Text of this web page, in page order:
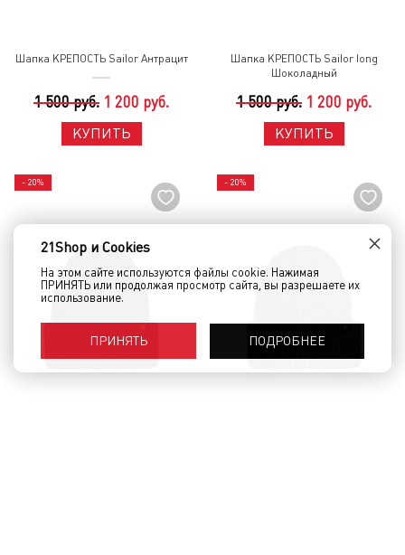
Шапка КРЕПОСТЬ Sailor Антрацит
1 500 руб. 1 200 руб.
КУПИТЬ
Шапка КРЕПОСТЬ Sailor long
Шоколадный
1 500 руб. 1 200 руб.
КУПИТЬ
- 20% - 20%
21Shop и Cookies
На этом сайте используются файлы cookie. Нажимая
ПРИНЯТЬ или продолжая просмотр сайта, вы разрешаете их
использование.
ПРИНЯТЬ ПОДРОБНЕЕ
×